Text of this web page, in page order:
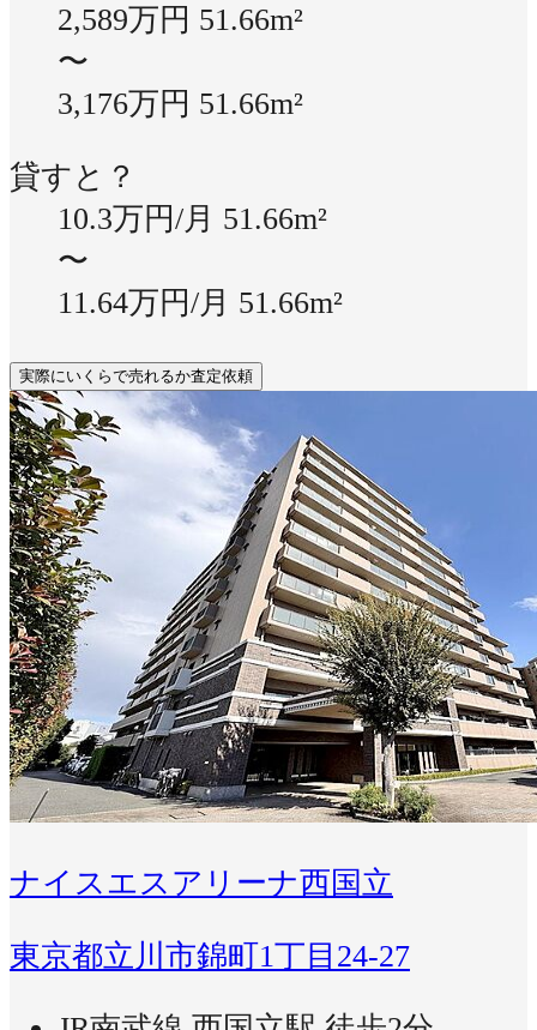
2,589万円 51.66m²
〜
3,176万円 51.66m²
貸すと？
10.3万円/月 51.66m²
〜
11.64万円/月 51.66m²
実際にいくらで売れるか査定依頼
ナイスエスアリーナ西国立
東京都立川市錦町1丁目24-27